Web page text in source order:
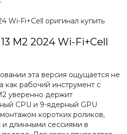
M2 2024 Wi-Fi+Cell
эта версия ощущается не
как рабочий инструмент с
уверенно держит
CPU и 9-ядерный GPU
коротких роликов,
длинными сессиями в